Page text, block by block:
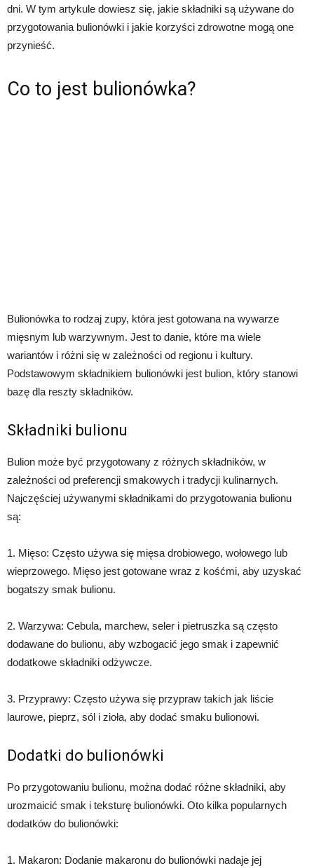
dni. W tym artykule dowiesz się, jakie składniki są używane do
przygotowania bulionówki i jakie korzyści zdrowotne mogą one
przynieść.
Co to jest bulionówka?
Bulionówka to rodzaj zupy, która jest gotowana na wywarze
mięsnym lub warzywnym. Jest to danie, które ma wiele
wariantów i różni się w zależności od regionu i kultury.
Podstawowym składnikiem bulionówki jest bulion, który stanowi
bazę dla reszty składników.
Składniki bulionu
Bulion może być przygotowany z różnych składników, w
zależności od preferencji smakowych i tradycji kulinarnych.
Najczęściej używanymi składnikami do przygotowania bulionu
są:
1. Mięso: Często używa się mięsa drobiowego, wołowego lub
wieprzowego. Mięso jest gotowane wraz z kośćmi, aby uzyskać
bogatszy smak bulionu.
2. Warzywa: Cebula, marchew, seler i pietruszka są często
dodawane do bulionu, aby wzbogacić jego smak i zapewnić
dodatkowe składniki odżywcze.
3. Przyprawy: Często używa się przypraw takich jak liście
laurowe, pieprz, sól i zioła, aby dodać smaku bulionowi.
Dodatki do bulionówki
Po przygotowaniu bulionu, można dodać różne składniki, aby
urozmaicić smak i teksturę bulionówki. Oto kilka popularnych
dodatków do bulionówki:
1. Makaron: Dodanie makaronu do bulionówki nadaje jej